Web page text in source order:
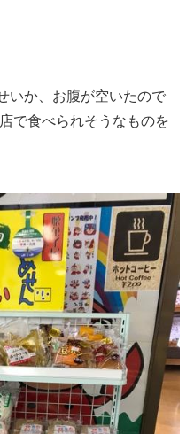
いか、お腹が空いたので
で食べられそうなものを